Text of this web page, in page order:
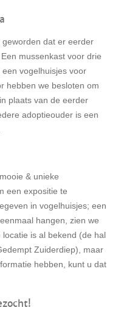
dat er eerder
mussenkast voor drie
vogelhuisjes voor
hebben we besloten om
plaats van de eerder
adoptieouder is een
& unieke
een expositie te
in vogelhuisjes; een
hangen, zien we
is al bekend (de hal
Zuiderdiep), maar
hebben, kunt u dat